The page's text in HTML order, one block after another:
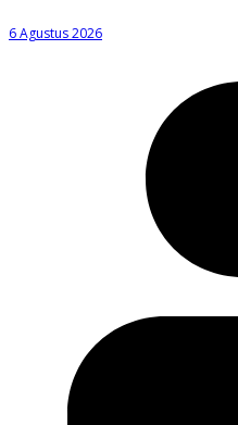
6 Agustus 2026